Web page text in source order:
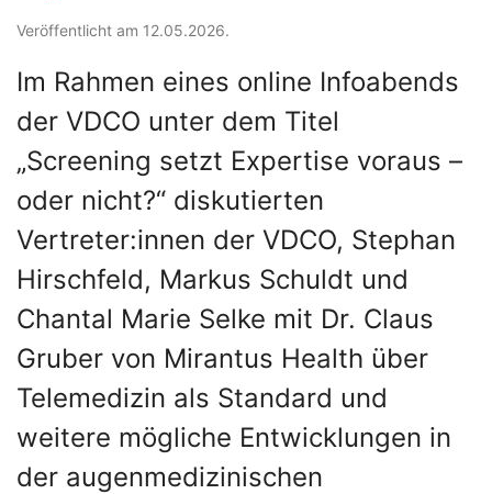
Veröffentlicht am 12.05.2026.
Im Rahmen eines online Infoabends
der VDCO unter dem Titel
„Screening setzt Expertise voraus –
oder nicht?“ diskutierten
Vertreter:innen der VDCO, Stephan
Hirschfeld, Markus Schuldt und
Chantal Marie Selke mit Dr. Claus
Gruber von Mirantus Health über
Telemedizin als Standard und
weitere mögliche Entwicklungen in
der augenmedizinischen